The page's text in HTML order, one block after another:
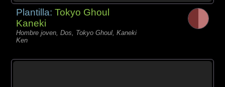
Plantilla:Tokyo Ghoul
Kaneki
Hombre joven, Dos, Tokyo Ghoul, Kaneki
Ken